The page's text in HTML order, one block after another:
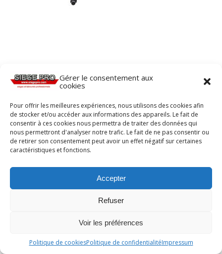
Gérer le consentement aux
cookies
Pour offrir les meilleures expériences, nous utilisons des cookies afin
de stocker et/ou accéder aux informations des appareils. Le fait de
consentir à ces cookies nous permettra de traiter des données qui
nous permettront d'analyser notre trafic. Le fait de ne pas consentir ou
de retirer son consentement peut avoir un effet négatif sur certaines
caractéristiques et fonctions.
Accepter
Refuser
Voir les préférences
Politique de cookiesPolitique de confidentialitéImpressum